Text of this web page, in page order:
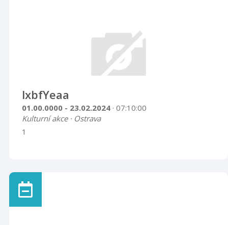
lxbfYeaa
01.00.0000 - 23.02.2024 · 07:10:00
Kulturní akce · Ostrava
1